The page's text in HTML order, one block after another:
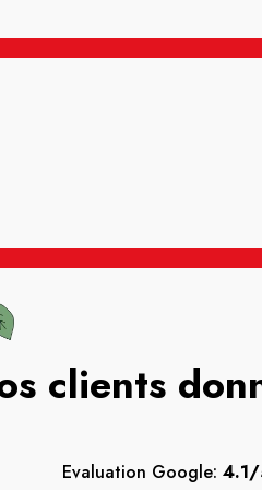
clients
Evaluation Google: 4.1/